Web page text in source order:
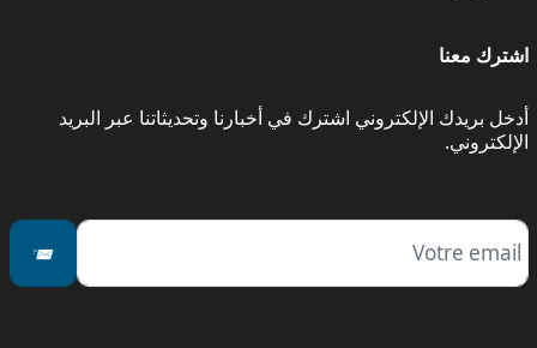
معنا
بريدك الإلكتروني اشترك في أخبارنا وتحديثاتنا عبر البريد